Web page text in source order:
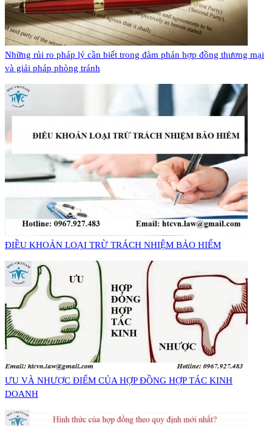
Những rủi ro pháp lý cần biết trong đàm phán hợp đồng thương mại
và giải pháp phòng tránh
​ĐIỀU KHOẢN LOẠI TRỪ TRÁCH NHIỆM BẢO HIỂM
ƯU VÀ NHƯỢC ĐIỂM CỦA HỢP ĐỒNG HỢP TÁC KINH
DOANH